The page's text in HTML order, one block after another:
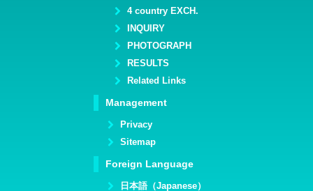
4 country EXCH.
INQUIRY
PHOTOGRAPH
RESULTS
Related Links
Management
Privacy
Sitemap
Foreign Language
日本語（Japanese）